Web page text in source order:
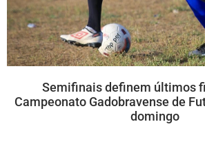
Semifinais definem últimos
Campeonato Gadobravense de
domingo